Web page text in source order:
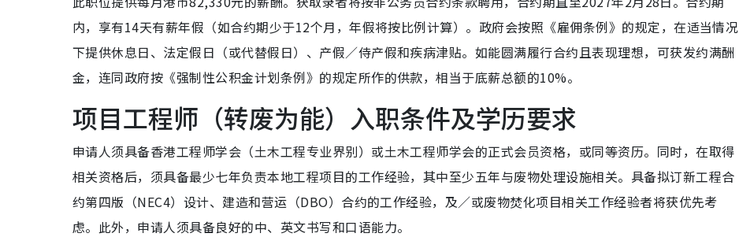
内，享有14天有薪年假（如合约期少于12个月，年假将按比例计算）。政府会按照《雇佣条例》的规定，在适当情况
下提供休息日、法定假日（或代替假日）、产假／侍产假和疾病津贴。如能圆满履行合约且表现理想，可获发约满酬
金，连同政府按《强制性公积金计划条例》的规定所作的供款，相当于底薪总额的10%。
项目工程师（转废为能）入职条件及学历要求
申请人须具备香港工程师学会（土木工程专业界别）或土木工程师学会的正式会员资格，或同等资历。同时，在取得
相关资格后，须具备最少七年负责本地工程项目的工作经验，其中至少五年与废物处理设施相关。具备拟订新工程合
约第四版（NEC4）设计、建造和营运（DBO）合约的工作经验，及／或废物焚化项目相关工作经验者将获优先考
虑。此外，申请人须具备良好的中、英文书写和口语能力。